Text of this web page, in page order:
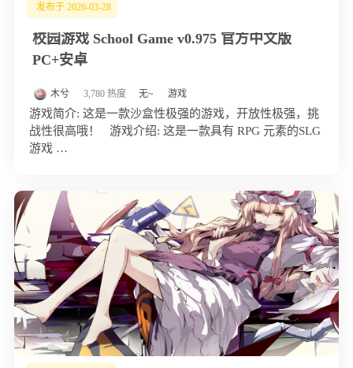
发布于 2026-03-28
校园游戏 School Game v0.975 官方中文版
PC+安卓
木兮 3,780 热度 无~ 游戏
游戏简介: 这是一款沙盒性极强的游戏，开放性极强，挑
战性很高哦！ 游戏介绍: 这是一款具有 RPG 元素的SLG
游戏 …